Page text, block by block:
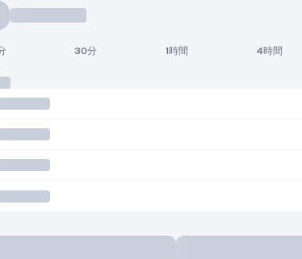
30分 1時間 4時間